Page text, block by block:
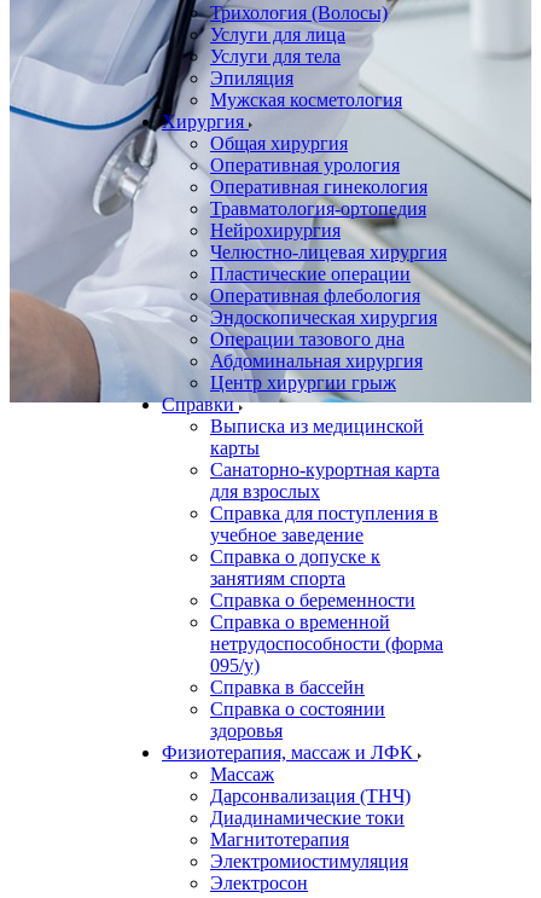
Трихология (Волосы)
Услуги для лица
Услуги для тела
Эпиляция
Мужская косметология
Хирургия
Общая хирургия
Оперативная урология
Оперативная гинекология
Травматология-ортопедия
Нейрохирургия
Челюстно-лицевая хирургия
Пластические операции
Оперативная флебология
Эндоскопическая хирургия
Операции тазового дна
Абдоминальная хирургия
Центр хирургии грыж
Справки
Выписка из медицинской
карты
Санаторно-курортная карта
для взрослых
Справка для поступления в
учебное заведение
Справка о допуске к
занятиям спорта
Справка о беременности
Справка о временной
нетрудоспособности (форма
095/у)
Справка в бассейн
Справка о состоянии
здоровья
Физиотерапия, массаж и ЛФК
Массаж
Дарсонвализация (ТНЧ)
Диадинамические токи
Магнитотерапия
Электромиостимуляция
Электросон